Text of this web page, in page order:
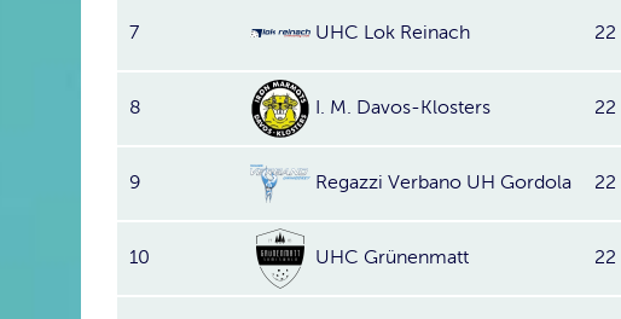
7 UHC Lok Reinach 22
8 I. M. Davos-Klosters 22
9 Regazzi Verbano UH Gordola 22
10 UHC Grünenmatt 22